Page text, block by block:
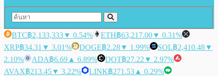
BTC฿2,133,333▼ 0.54% ETH฿63,217.00▼ 0.31%
XRP฿34.31 ▼ 3.01% DOGE฿2.28▼ 1.99% SOL฿2,410.48▼
2.10%
ADA฿6.69 ▲ 6.89% DOT฿27.22 ▼ 2.97%
AVAX฿213.45▼ 3.22% LINK฿271.53 ▲ 0.29%